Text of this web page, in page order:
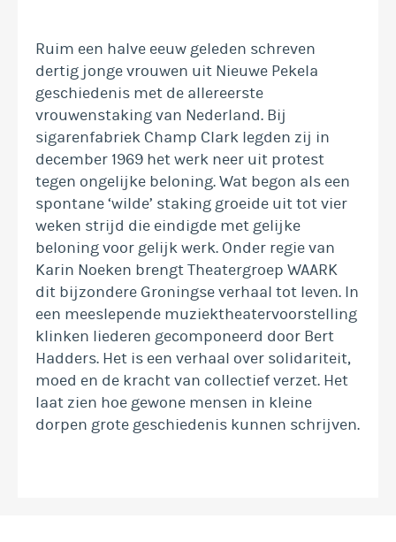
Ruim een halve eeuw geleden schreven
dertig jonge vrouwen uit Nieuwe Pekela
geschiedenis met de allereerste
vrouwenstaking van Nederland. Bij
sigarenfabriek Champ Clark legden zij in
december 1969 het werk neer uit protest
tegen ongelijke beloning. Wat begon als een
spontane ‘wilde’ staking groeide uit tot vier
weken strijd die eindigde met gelijke
beloning voor gelijk werk. Onder regie van
Karin Noeken brengt Theatergroep WAARK
dit bijzondere Groningse verhaal tot leven. In
een meeslepende muziektheatervoorstelling
klinken liederen gecomponeerd door Bert
Hadders. Het is een verhaal over solidariteit,
moed en de kracht van collectief verzet. Het
laat zien hoe gewone mensen in kleine
dorpen grote geschiedenis kunnen schrijven.